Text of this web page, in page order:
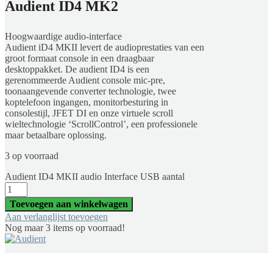
Audient ID4 MK2
Hoogwaardige audio-interface
Audient iD4 MKII levert de audioprestaties van een
groot formaat console in een draagbaar
desktoppakket. De audient ID4 is een
gerenommeerde Audient console mic-pre,
toonaangevende converter technologie, twee
koptelefoon ingangen, monitorbesturing in
consolestijl, JFET DI en onze virtuele scroll
wieltechnologie ‘ScrollControl’, een professionele
maar betaalbare oplossing.
3 op voorraad
Audient ID4 MKII audio Interface USB aantal
Toevoegen aan winkelwagen
Aan verlanglijst toevoegen
Nog maar 3 items op voorraad!